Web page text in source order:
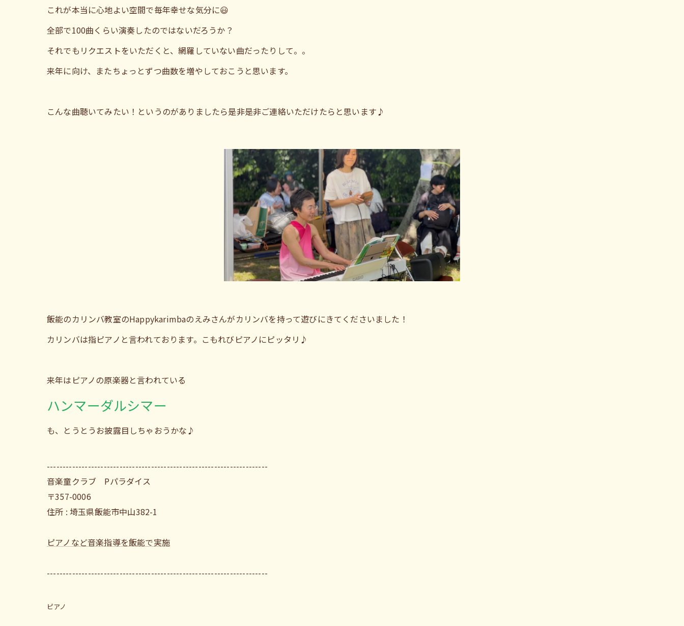
これが本当に心地よい空間で毎年幸せな気分に😃
全部で100曲くらい演奏したのではないだろうか？
それでもリクエストをいただくと、網羅していない曲だったりして。。
来年に向け、またちょっとずつ曲数を増やしておこうと思います。
こんな曲聴いてみたい！というのがありましたら是非是非ご連絡いただけたらと思います♪
飯能のカリンバ教室のHappykarimbaのえみさんがカリンバを持って遊びにきてくださいました！
カリンバは指ピアノと言われております。こもれびピアノにピッタリ♪
来年はピアノの原楽器と言われている
ハンマーダルシマー
も、とうとうお披露目しちゃおうかな♪
----------------------------------------------------------------------
音楽童クラブ Pパラダイス
〒357-0006
住所 : 埼玉県飯能市中山382-1
ピアノなど音楽指導を飯能で実施
----------------------------------------------------------------------
ピアノ